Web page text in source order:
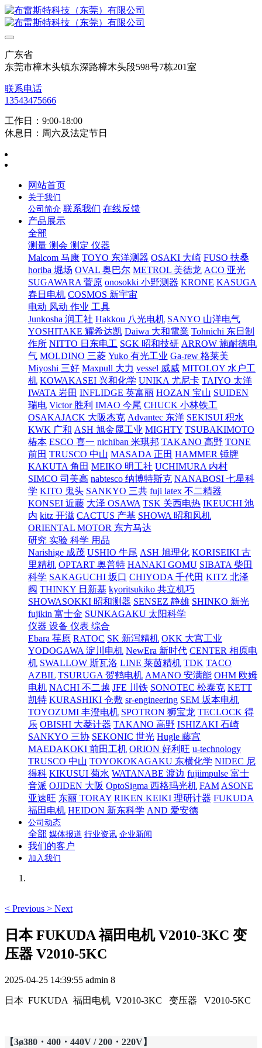
广东省
东莞市樟木头镇东深路樟木头段598号7栋201室
联系电话
13543475666
工作日：9:00-18:00
休息日：周六及法定节日
网站首页
关于我们
公司简介 联系我们 在线反馈
产品展示
全部
测量 测会 测定 仪器
Malcom 马康 TOYO 东洋测器 OSAKI 大崎 FUSO 扶桑
horiba 堀场 OVAL 奥巴尔 METROL 美德龙 ACO 亚光
SUGAWARA 菅原 onosokki 小野测器 KRONE KASUGA
春日电机 COSMOS 新宇宙
电动 风动 作业 工具
Junkosha 润工社 Hakkou 八光电机 SANYO 山洋电气
YOSHITAKE 耀希达凯 Daiwa 大和電業 Tohnichi 东日制
作所 NITTO 日东电工 SGK 昭和技研 ARROW 施耐德电
气 MOLDINO 三菱 Yuko 有光工业 Ga-rew 格莱美
Miyoshi 三好 Maxpull 大力 vessel 威威 MITOLOY 水户工
机 KOWAKASEI 兴和化学 UNIKA 尤尼卡 TAIYO 太洋
IWATA 岩田 INFLIDGE 英富丽 HOZAN 宝山 SUIDEN
瑞电 Victor 胜利 IMAO 今尾 CHUCK 小林铁工
OSAKAJACK 大阪杰克 Advantec 东洋 SEKISUI 积水
KWK 广和 ASH 旭金属工业 MIGHTY TSUBAKIMOTO
椿本 ESCO 喜一 nichiban 米琪邦 TAKANO 高野 TONE
前田 TRUSCO 中山 MASADA 正田 HAMMER 锤牌
KAKUTA 角田 MEIKO 明工社 UCHIMURA 内村
SIMCO 司美高 nabtesco 纳博特斯克 NANABOSI 七星科
学 KITO 鬼头 SANKYO 三共 fuji latex 不二精器
KONSEI 近藤 大泽 OSAWA TSK 关西电热 IKEUCHI 池
内 kitz 开滋 CACTUS 产基 SHOWA 昭和风机
ORIENTAL MOTOR 东方马达
研究 实验 科学 用品
Narishige 成茂 USHIO 牛尾 ASH 旭理化 KORISEIKI 古
里精机 OPTART 奥普特 HANAKI GOMU SIBATA 柴田
科学 SAKAGUCHI 坂口 CHIYODA 千代田 KITZ 北泽
阀 THINKY 日新基 kyoritsukiko 共立机巧
SHOWASOKKI 昭和测器 SENSEZ 静雄 SHINKO 新光
fujikin 富士金 SUNKAGAKU 太阳科学
仪器 设备 仪表 综合
Ebara 荏原 RATOC SK 新泻精机 OKK 大宫工业
YODOGAWA 淀川电机 NewEra 新时代 CENTER 相原电
机 SWALLOW 斯瓦洛 LINE 莱茵精机 TDK TACO
AZBIL TSURUGA 贺鹤电机 AMANO 安满能 OHM 欧姆
电机 NACHI 不二越 JFE 川铁 SONOTEC 松泰克 KETT
凯特 KURASHIKI 仓敷 sr-engineering SEM 坂本电机
TOYOZUMI 丰澄电机 SPOTRON 狮宝龙 TECLOCK 得
乐 OBISHI 大菱计器 TAKANO 高野 ISHIZAKI 石崎
SANKYO 三协 SEKONIC 世光 Hugle 藤宫
MAEDAKOKI 前田工机 ORION 好利旺 u-technology
TRUSCO 中山 TOYOKOKAGAKU 东横化学 NIDEC 尼
得科 KIKUSUI 菊水 WATANABE 渡边 fujiimpulse 富士
音派 OJIDEN 大阪 OptoSigma 西格玛光机 FAM ASONE
亚速旺 东丽 TORAY RIKEN KEIKI 理研计器 FUKUDA
福田电机 HEIDON 新东科学 AND 爱安德
公司动态
全部 媒体报道 行业资讯 企业新闻
我们的客户
加入我们
< Previous > Next
日本 FUKUDA 福田电机 V2010-3KC 变
压器 V2010-5KC
2025-04-25 14:39:55 admin 8
日本 FUKUDA 福田电机 V2010-3KC 变压器 V2010-5KC
【3ø380・400・440V / 200・220V】